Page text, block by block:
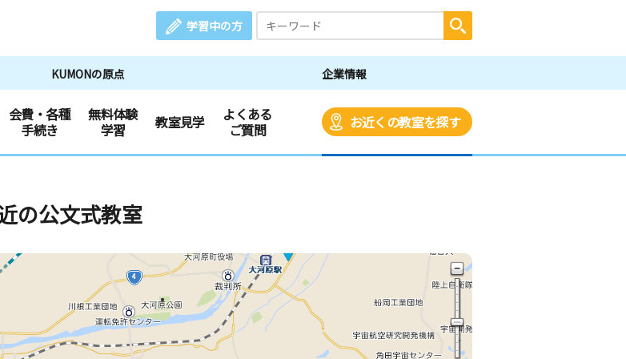
学習中の方
KUMONの原点 企業情報
会費・各種
手続き
無料体験
学習
教室見学
よくある
ご質問
お近くの教室を探す
の公文式教室